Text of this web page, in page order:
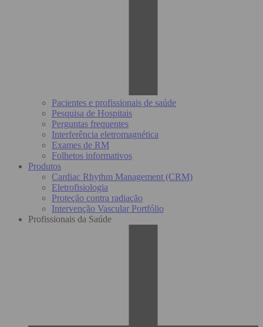
Pacientes e profissionais de saúde
Pesquisa de Hospitais
Perguntas frequentes
Interferência eletromagnética
Exames de RM
Folhetos informativos
Produtos
Cardiac Rhythm Management (CRM)
Eletrofisiologia
Proteção contra radiação
Intervenção Vascular Portfólio
Profissionais da Saúde